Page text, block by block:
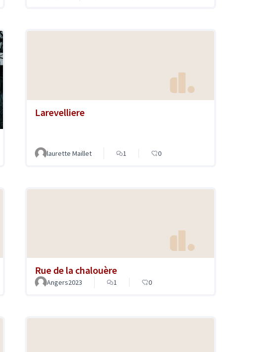
Larevelliere
laurette Maillet 1 0
Rue de la chalouère
Angers2023 1 0